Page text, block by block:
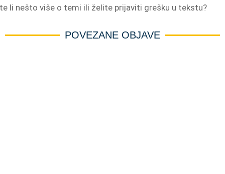
li nešto više o temi ili želite prijaviti grešku u tekstu?
POVEZANE OBJAVE